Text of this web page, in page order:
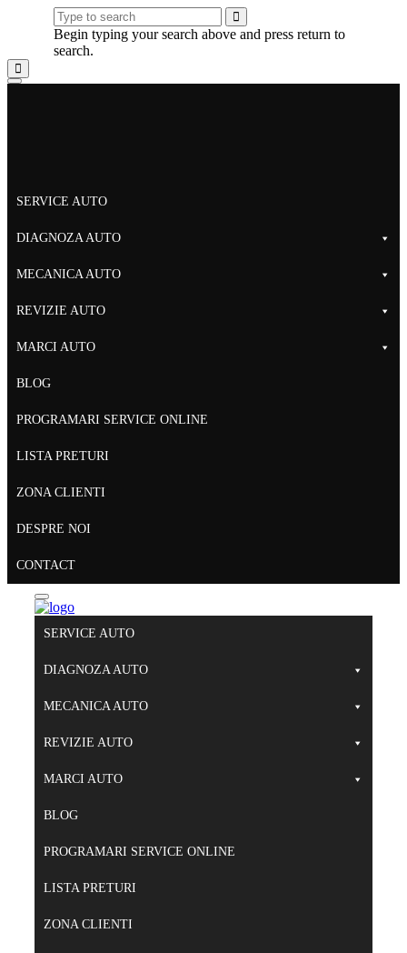
Begin typing your search above and press return to
search.
SERVICE AUTO
DIAGNOZA AUTO
MECANICA AUTO
REVIZIE AUTO
MARCI AUTO
BLOG
PROGRAMARI SERVICE ONLINE
LISTA PRETURI
ZONA CLIENTI
DESPRE NOI
CONTACT
SERVICE AUTO
DIAGNOZA AUTO
MECANICA AUTO
REVIZIE AUTO
MARCI AUTO
BLOG
PROGRAMARI SERVICE ONLINE
LISTA PRETURI
ZONA CLIENTI